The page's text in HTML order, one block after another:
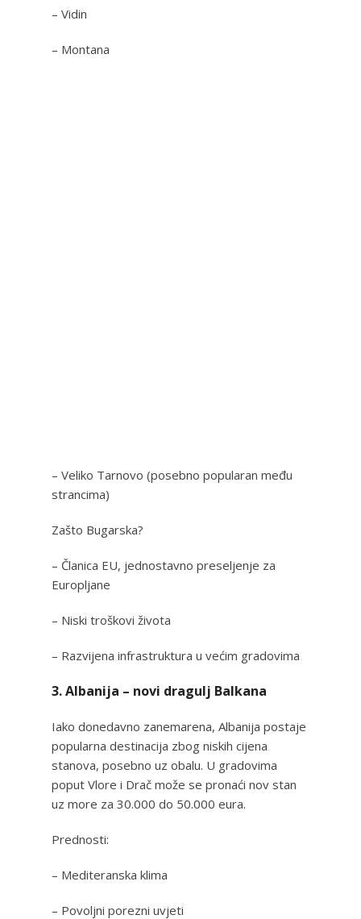
– Vidin
– Montana
– Veliko Tarnovo (posebno popularan među
strancima)
Zašto Bugarska?
– Članica EU, jednostavno preseljenje za
Europljane
– Niski troškovi života
– Razvijena infrastruktura u većim gradovima
3. Albanija – novi dragulj Balkana
Iako donedavno zanemarena, Albanija postaje
popularna destinacija zbog niskih cijena
stanova, posebno uz obalu. U gradovima
poput Vlore i Drač može se pronaći nov stan
uz more za 30.000 do 50.000 eura.
Prednosti:
– Mediteranska klima
– Povoljni porezni uvjeti